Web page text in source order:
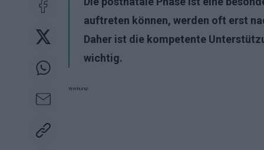
auftreten können, werden oft erst
Daher ist die kompetente
wichtig.
Werbung: